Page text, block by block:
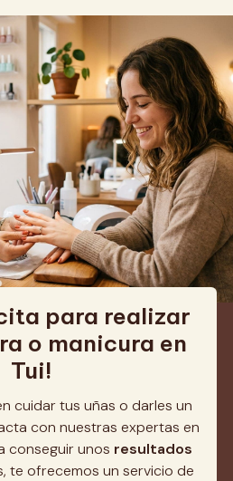
para realizar
o manicura en
Tui!
cuidar tus uñas o darles un
con nuestras expertas en
conseguir unos resultados
te ofrecemos un servicio de